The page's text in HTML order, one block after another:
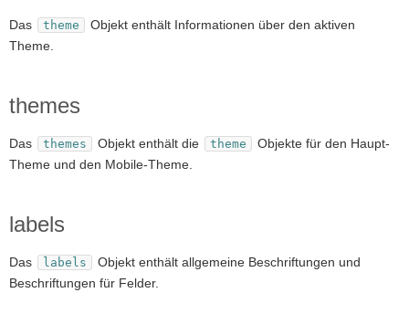
Das theme
Objekt enthält Informationen über den aktiven
Theme.
themes
Das themes Objekt enthält die theme
Objekte für den Haupt-
Theme und den Mobile-Theme.
labels
Das labels
Objekt enthält allgemeine Beschriftungen und
Beschriftungen für Felder.